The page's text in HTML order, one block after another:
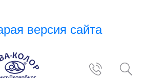
версия сайта